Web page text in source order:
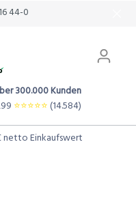
44-0
300.000 Kunden
⭐️⭐️⭐️⭐️⭐️(14.584)
netto Einkaufswert